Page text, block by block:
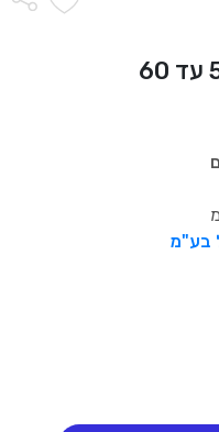
בע"מ
השימוש והפרטיות